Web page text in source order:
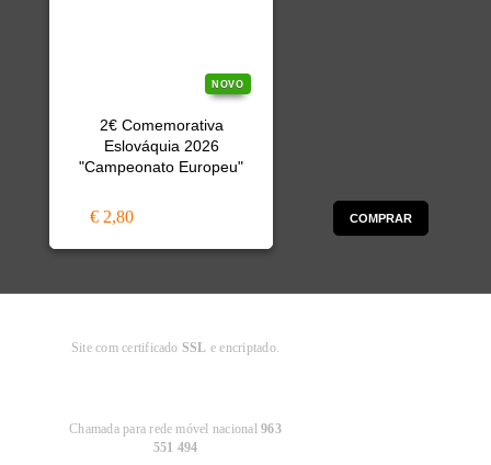
NOVO
2€ Comemorativa
Eslováquia 2026
"Campeonato Europeu"
€ 2,80 COMPRAR
Site com certificado SSL e encriptado.
Chamada para rede móvel nacional963
551 494